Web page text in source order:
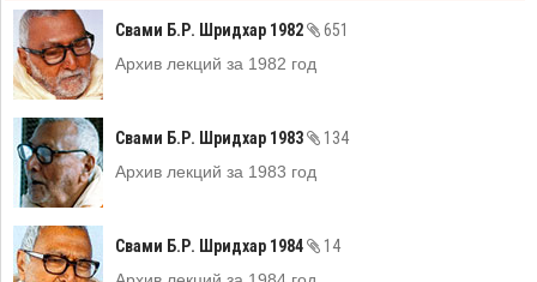
Свами Б.Р. Шридхар 1982
651
Архив лекций за 1982 год
Свами Б.Р. Шридхар 1983
134
Архив лекций за 1983 год
Свами Б.Р. Шридхар 1984
14